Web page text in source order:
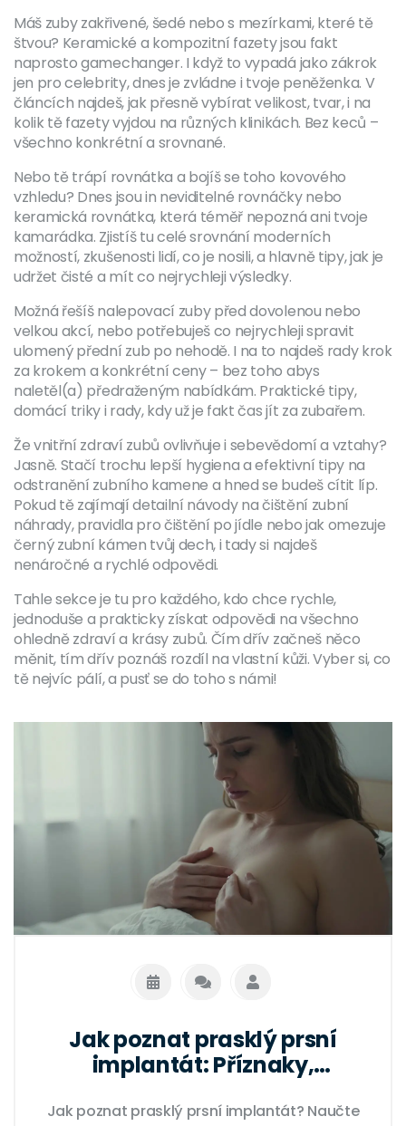
Máš zuby zakřivené, šedé nebo s mezírkami, které tě
štvou? Keramické a kompozitní fazety jsou fakt
naprosto gamechanger. I když to vypadá jako zákrok
jen pro celebrity, dnes je zvládne i tvoje peněženka. V
článcích najdeš, jak přesně vybírat velikost, tvar, i na
kolik tě fazety vyjdou na různých klinikách. Bez keců –
všechno konkrétní a srovnané.
Nebo tě trápí rovnátka a bojíš se toho kovového
vzhledu? Dnes jsou in neviditelné rovnáčky nebo
keramická rovnátka, která téměř nepozná ani tvoje
kamarádka. Zjistíš tu celé srovnání moderních
možností, zkušenosti lidí, co je nosili, a hlavně tipy, jak je
udržet čisté a mít co nejrychleji výsledky.
Možná řešíš nalepovací zuby před dovolenou nebo
velkou akcí, nebo potřebuješ co nejrychleji spravit
ulomený přední zub po nehodě. I na to najdeš rady krok
za krokem a konkrétní ceny – bez toho abys
naletěl(a) předraženým nabídkám. Praktické tipy,
domácí triky i rady, kdy už je fakt čas jít za zubařem.
Že vnitřní zdraví zubů ovlivňuje i sebevědomí a vztahy?
Jasně. Stačí trochu lepší hygiena a efektivní tipy na
odstranění zubního kamene a hned se budeš cítit líp.
Pokud tě zajímají detailní návody na čištění zubní
náhrady, pravidla pro čištění po jídle nebo jak omezuje
černý zubní kámen tvůj dech, i tady si najdeš
nenáročné a rychlé odpovědi.
Tahle sekce je tu pro každého, kdo chce rychle,
jednoduše a prakticky získat odpovědi na všechno
ohledně zdraví a krásy zubů. Čím dřív začneš něco
měnit, tím dřív poznáš rozdíl na vlastní kůži. Vyber si, co
tě nejvíc pálí, a pusť se do toho s námi!
Jak poznat prasklý prsní
implantát: Příznaky,
Jak poznat prasklý prsní implantát? Naučte